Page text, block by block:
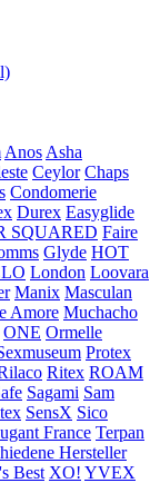
Anos Asha
Ceylor Chaps
Condomerie
Durex Easyglide
SQUARED Faire
Glyde HOT
London Loovara
Manix Masculan
Amore Muchacho
ONE Ormelle
Protex
Ritex ROAM
Sagami Sam
SensX Sico
France Terpan
Hersteller
Best XO! YVEX